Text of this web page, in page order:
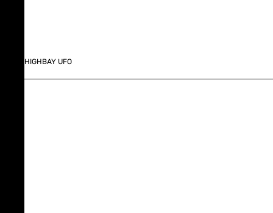
HIGHBAY UFO